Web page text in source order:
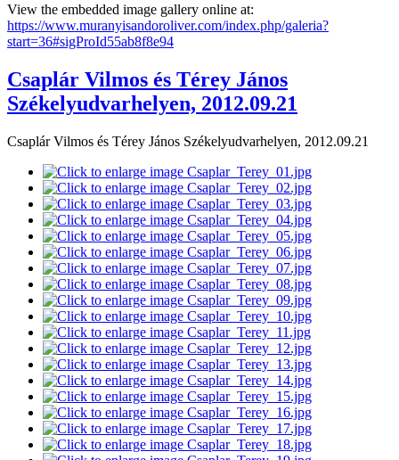
View the embedded image gallery online at:
https://www.muranyisandoroliver.com/index.php/galeria?
start=36#sigProId55ab8f8e94
Csaplár Vilmos és Térey János
Székelyudvarhelyen, 2012.09.21
Csaplár Vilmos és Térey János Székelyudvarhelyen, 2012.09.21